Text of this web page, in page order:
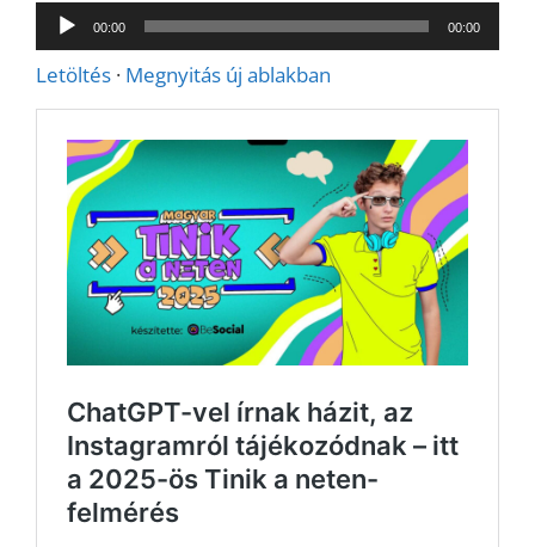
Audió
lejátszó
00:00 00:00
Letöltés · Megnyitás új ablakban